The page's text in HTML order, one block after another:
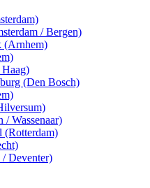
/ Bergen)
(Arnhem)
(Den Bosch)
/ Wassenaar)
(Rotterdam)
Deventer)